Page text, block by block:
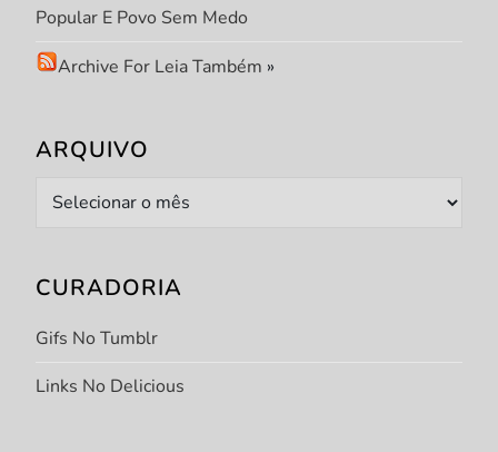
Popular E Povo Sem Medo
Archive For Leia Também »
ARQUIVO
Arquivo
CURADORIA
Gifs No Tumblr
Links No Delicious